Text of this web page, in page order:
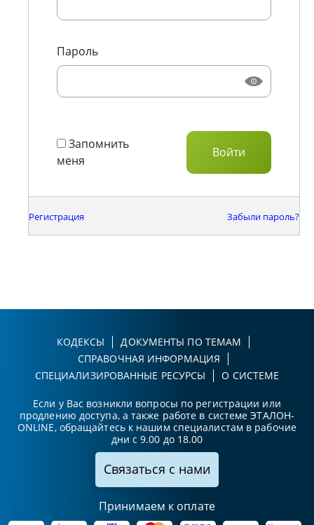
Пароль
Запомнить
меня
Регистрация Забыли пароль?
КОДЕКСЫ
ДОКУМЕНТЫ ПО ТЕМАМ
СПРАВОЧНАЯ ИНФОРМАЦИЯ
СПЕЦИАЛИЗИРОВАННЫЕ РЕСУРСЫ
О СИСТЕМЕ
Если у Вас возникли вопросы по регистрации или
продлению доступа, а также работе в системе ЭТАЛОН-
ONLINE, обращайтесь к нашим специалистам в рабочие
дни с 9.00 до 18.00
Связаться с нами
Принимаем к оплате